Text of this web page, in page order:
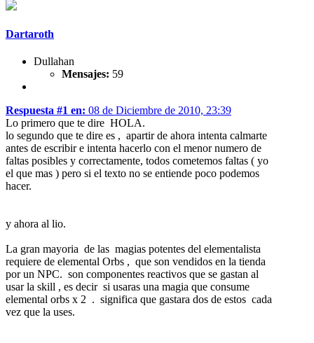
Dartaroth
Dullahan
Mensajes: 59
Respuesta #1 en: 08 de Diciembre de 2010, 23:39
Lo primero que te dire HOLA.
lo segundo que te dire es , apartir de ahora intenta calmarte
antes de escribir e intenta hacerlo con el menor numero de
faltas posibles y correctamente, todos cometemos faltas ( yo
el que mas ) pero si el texto no se entiende poco podemos
hacer.
y ahora al lio.
La gran mayoria de las magias potentes del elementalista
requiere de elemental Orbs , que son vendidos en la tienda
por un NPC. son componentes reactivos que se gastan al
usar la skill , es decir si usaras una magia que consume
elemental orbs x 2 . significa que gastara dos de estos cada
vez que la uses.